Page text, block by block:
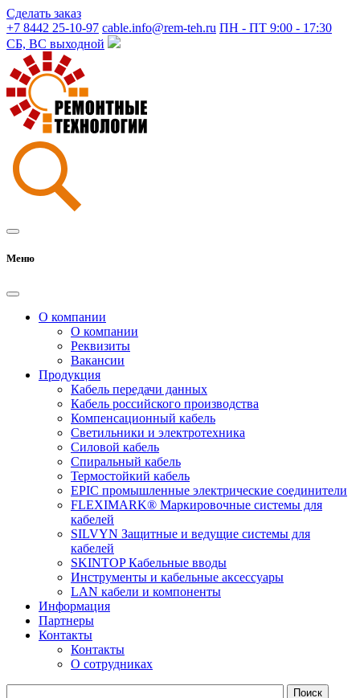
Сделать заказ
+7 8442 25-10-97 cable.info@rem-teh.ru ПН - ПТ 9:00 - 17:30
СБ, ВС выходной
Меню
О компании
О компании
Реквизиты
Вакансии
Продукция
Кабель передачи данных
Кабель российского производства
Компенсационный кабель
Светильники и электротехника
Силовой кабель
Спиральный кабель
Термостойкий кабель
EPIC промышленные электрические соединители
FLEXIMARK® Маркировочные системы для
кабелей
SILVYN Защитные и ведущие системы для
кабелей
SKINTOP Кабельные вводы
Инструменты и кабельные аксессуары
LAN кабели и компоненты
Информация
Партнеры
Контакты
Контакты
О сотрудниках